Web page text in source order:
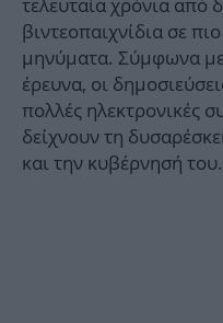
τελευταία χρόνια από
βιντεοπαιχνίδια σε
μηνύματα. Σύμφωνα
έρευνα, οι
πολλές ηλεκτρονικές
δείχνουν τη
και την κυβέρνησή του.